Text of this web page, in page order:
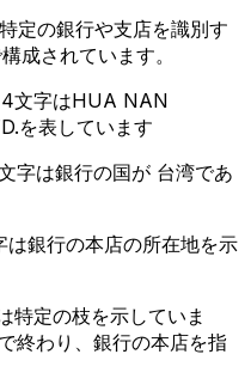
定の銀行や支店を識別す
成されています。
4文字はHUA NAN
を表しています
字は銀行の国が 台湾であ
は銀行の本店の所在地を示
特定の枝を示していま
終わり、銀行の本店を指